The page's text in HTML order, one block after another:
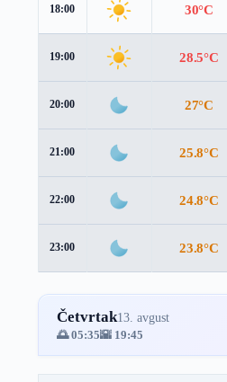
18:00 30°C
19:00 28.5°C
20:00 27°C
21:00 25.8°C
22:00 24.8°C
23:00 23.8°C
Četvrtak13. avgust
🌅 05:35🌇 19:45